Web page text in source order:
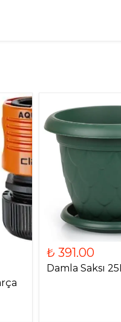
₺ 391.00
Damla Saksı